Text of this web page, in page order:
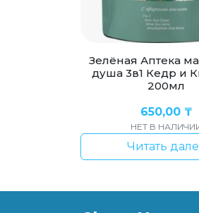
Зелёная Аптека
душа 3в1 Кедр и
200мл
650,00 ₸
НЕТ В
Читать